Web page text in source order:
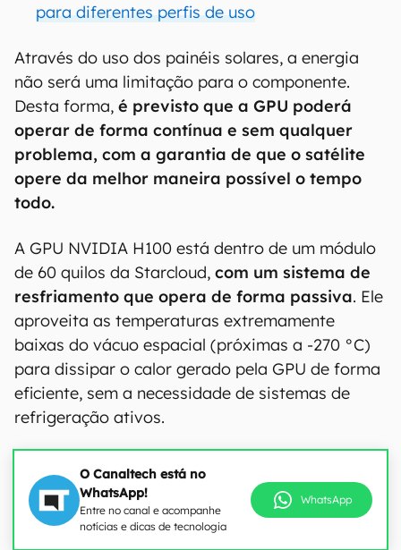
para diferentes perfis de uso
Através do uso dos painéis solares, a energia
não será uma limitação para o componente.
Desta forma, é previsto que a GPU poderá
operar de forma contínua e sem qualquer
problema, com a garantia de que o satélite
opere da melhor maneira possível o tempo
todo.
A GPU NVIDIA H100 está dentro de um módulo
de 60 quilos da Starcloud, com um sistema de
resfriamento que opera de forma passiva. Ele
aproveita as temperaturas extremamente
baixas do vácuo espacial (próximas a -270 °C)
para dissipar o calor gerado pela GPU de forma
eficiente, sem a necessidade de sistemas de
refrigeração ativos.
O Canaltech está no
WhatsApp!
Entre no canal e acompanhe
notícias e dicas de tecnologia
WhatsApp